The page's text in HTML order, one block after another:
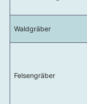
Waldgräber
Felsengräber